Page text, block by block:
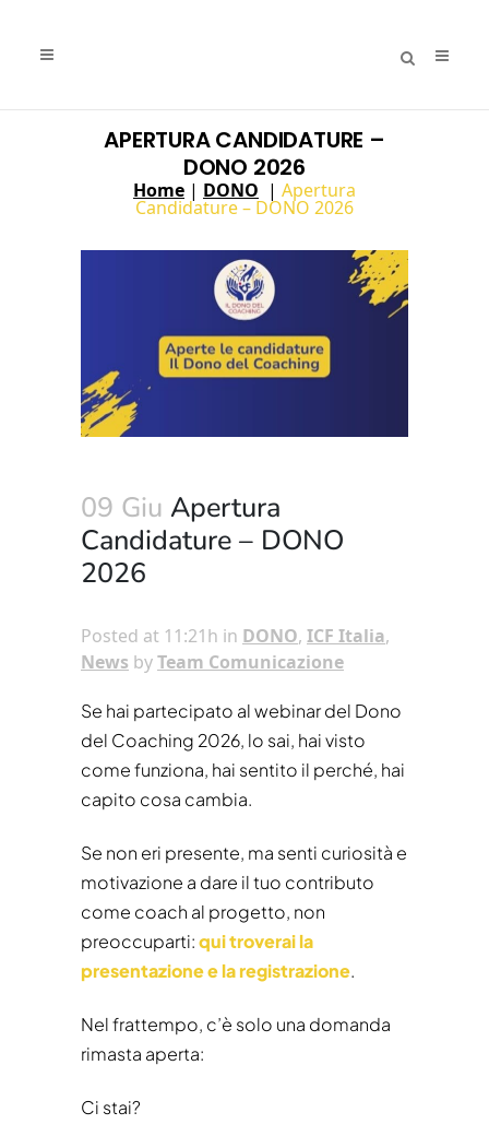
APERTURA CANDIDATURE –
DONO 2026
Home | DONO | Apertura
Candidature – DONO 2026
09 Giu Apertura
Candidature – DONO
2026
Posted at 11:21h in DONO, ICF Italia,
News byTeam Comunicazione
Se hai partecipato al webinar del Dono
del Coaching 2026, lo sai, hai visto
come funziona, hai sentito il perché, hai
capito cosa cambia.
Se non eri presente, ma senti curiosità e
motivazione a dare il tuo contributo
come coach al progetto, non
preoccuparti:qui troverai la
presentazione e la registrazione.
Nel frattempo, c’è solo una domanda
rimasta aperta:
Ci stai?